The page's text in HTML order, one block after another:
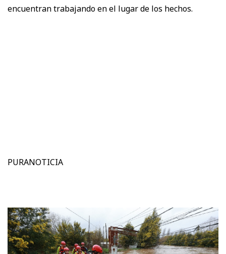
encuentran trabajando en el lugar de los hechos.
PURANOTICIA